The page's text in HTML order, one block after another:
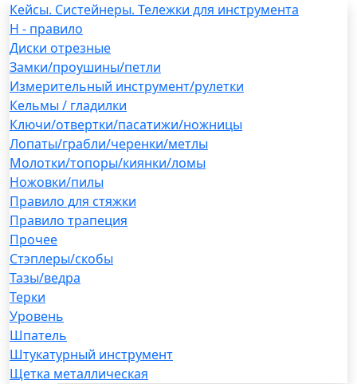
Кейсы. Систейнеры. Тележки для инструмента
H - правило
Диски отрезные
Замки/проушины/петли
Измерительный инструмент/рулетки
Кельмы / гладилки
Ключи/отвертки/пасатижи/ножницы
Лопаты/грабли/черенки/метлы
Молотки/топоры/киянки/ломы
Ножовки/пилы
Правило для стяжки
Правило трапеция
Прочее
Стэплеры/скобы
Тазы/ведра
Терки
Уровень
Шпатель
Штукатурный инструмент
Щетка металлическая